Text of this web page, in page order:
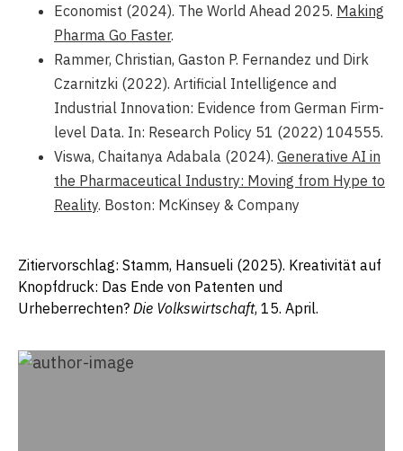
Economist (2024). The World Ahead 2025. Making
Pharma Go Faster.
Rammer, Christian, Gaston P. Fernandez und Dirk
Czarnitzki (2022). Artificial Intelligence and
Industrial Innovation: Evidence from German Firm-
level Data. In: Research Policy 51 (2022) 104555.
Viswa, Chaitanya Adabala (2024). Generative AI in
the Pharmaceutical Industry: Moving from Hype to
Reality. Boston: McKinsey & Company
Zitiervorschlag: Stamm, Hansueli (2025). Kreativität auf
Knopfdruck: Das Ende von Patenten und
Urheberrechten? Die Volkswirtschaft, 15. April.